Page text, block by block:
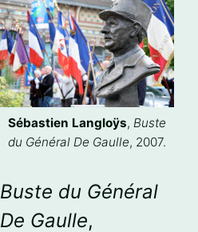
Sébastien Langloÿs, Buste
du Général De Gaulle, 2007.
Buste du Général
De Gaulle,